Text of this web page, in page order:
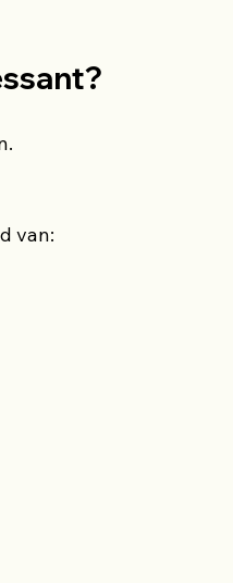
van: